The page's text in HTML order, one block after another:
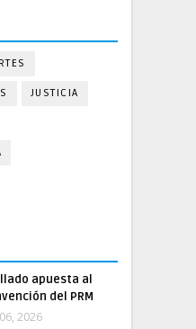
JUSTICIA
apuesta al
del PRM
2026